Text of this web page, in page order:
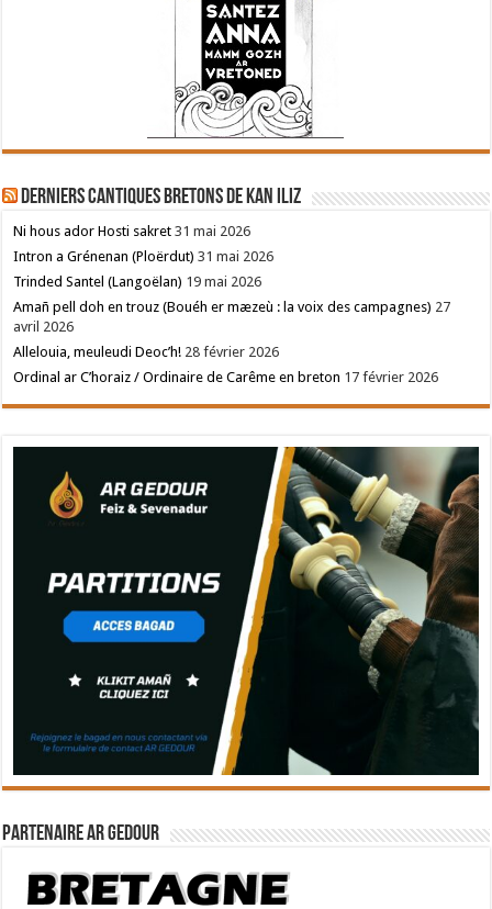
Derniers cantiques bretons de Kan Iliz
Ni hous ador Hosti sakret 31 mai 2026
Intron a Grénenan (Ploërdut) 31 mai 2026
Trinded Santel (Langoëlan) 19 mai 2026
Amañ pell doh en trouz (Bouéh er mæzeù : la voix des campagnes) 27
avril 2026
Allelouia, meuleudi Deoc’h! 28 février 2026
Ordinal ar C’horaiz / Ordinaire de Carême en breton 17 février 2026
Partenaire Ar Gedour